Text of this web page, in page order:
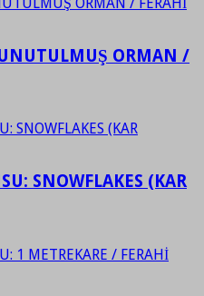
ORMAN /
SNOWFLAKES (KAR